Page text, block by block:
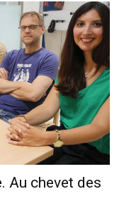
Au chevet des